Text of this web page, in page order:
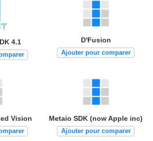
4.1 D'Fusion
Ajouter pour comparer
Vision Metaio SDK (now Apple inc)
Ajouter pour comparer